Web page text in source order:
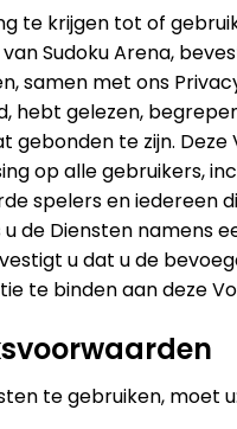
te krijgen tot of
Sudoku Arena,
samen met ons
hebt gelezen,
gebonden te zijn. Deze
op alle gebruikers,
spelers en iedereen
u de Diensten namens
u dat u de
te binden aan deze
te gebruiken, moet u: